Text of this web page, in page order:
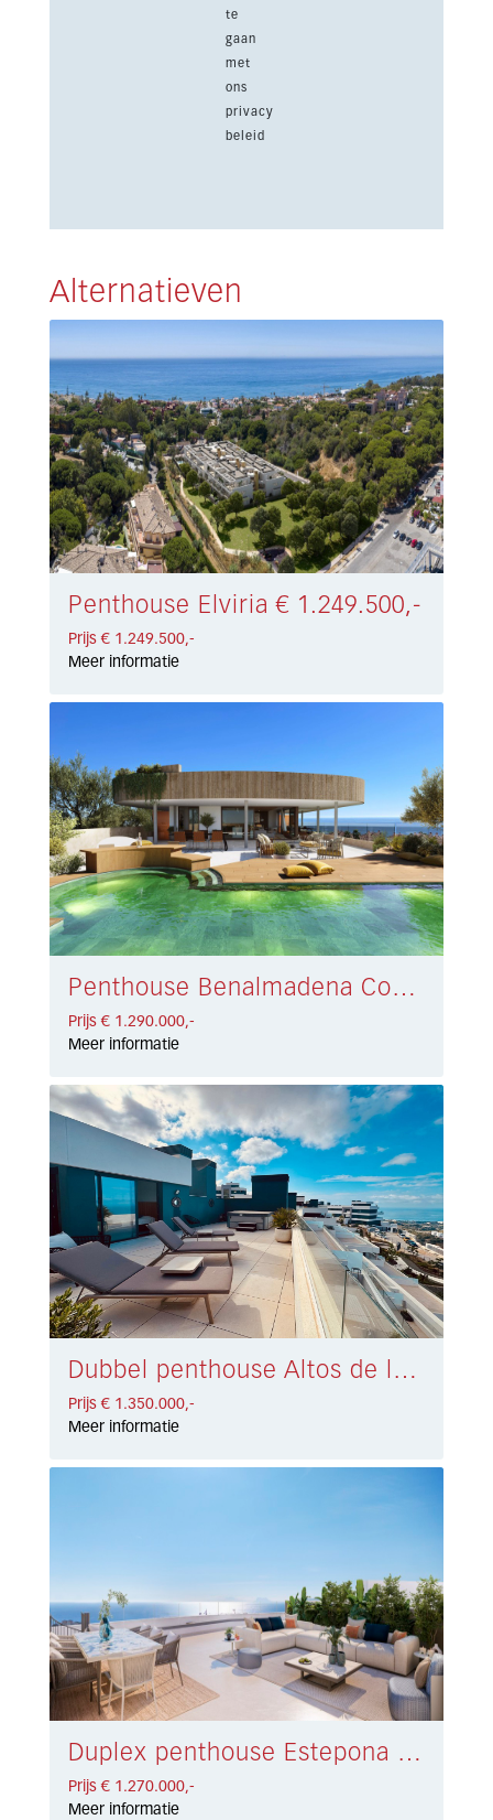
te
gaan
met
ons
privacy
beleid
Alternatieven
Penthouse Elviria € 1.249.500,-
Prijs € 1.249.500,-
Meer informatie
Penthouse Benalmadena Costa € 1.290.000,-
Prijs € 1.290.000,-
Meer informatie
Dubbel penthouse Altos de los Monteros € 1.350.000,-
Prijs € 1.350.000,-
Meer informatie
Duplex penthouse Estepona € 1.270.000,-
Prijs € 1.270.000,-
Meer informatie